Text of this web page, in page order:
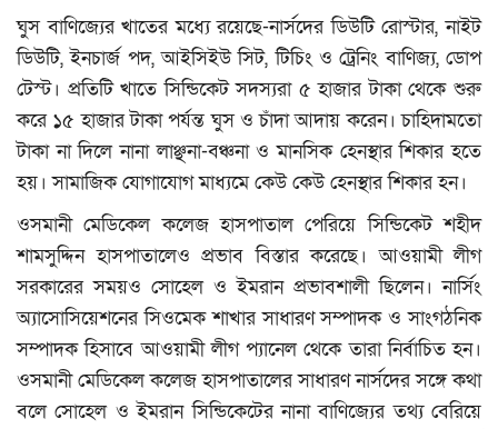
জাষ্ট হেল্প চ্যারিটি
স্বাস্থ্য
খেলাধুলা
বিনোদন
ক্যাম্পাস
লাইফস্টাইল
যোগাযোগ
ধর্ম ও জীবন
ঘুস বাণিজ্যের খাতের মধ্যে রয়েছে-নার্সদের ডিউটি রোস্টার, নাইট
ডিউটি, ইনচার্জ পদ, আইসিইউ সিট, টিচিং ও ট্রেনিং বাণিজ্য, ডোপ
টেস্ট। প্রতিটি খাতে সিন্ডিকেট সদস্যরা ৫ হাজার টাকা থেকে শুরু
করে ১৫ হাজার টাকা পর্যন্ত ঘুস ও চাঁদা আদায় করেন। চাহিদামতো
টাকা না দিলে নানা লাঞ্ছনা-বঞ্চনা ও মানসিক হেনস্থার শিকার হতে
হয়। সামাজিক যোগাযোগ মাধ্যমে কেউ কেউ হেনস্থার শিকার হন।
ওসমানী মেডিকেল কলেজ হাসপাতাল পেরিয়ে সিন্ডিকেট শহীদ
শামসুদ্দিন হাসপাতালেও প্রভাব বিস্তার করেছে। আওয়ামী লীগ
সরকারের সময়ও সোহেল ও ইমরান প্রভাবশালী ছিলেন। নার্সিং
অ্যাসোসিয়েশনের সিওমেক শাখার সাধারণ সম্পাদক ও সাংগঠনিক
সম্পাদক হিসাবে আওয়ামী লীগ প্যানেল থেকে তারা নির্বাচিত হন।
ওসমানী মেডিকেল কলেজ হাসপাতালের সাধারণ নার্সদের সঙ্গে কথা
বলে সোহেল ও ইমরান সিন্ডিকেটের নানা বাণিজ্যের তথ্য বেরিয়ে